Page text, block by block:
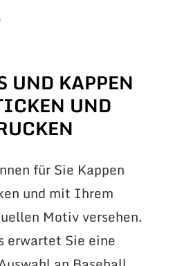
UND KAPPEN
UND
für Sie Kappen
und mit Ihrem
Motiv versehen.
erwartet Sie eine